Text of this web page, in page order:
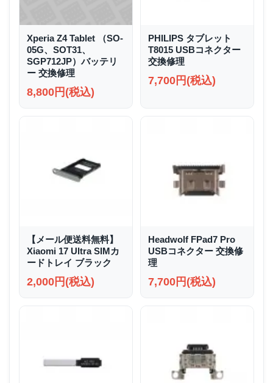
Xperia Z4 Tablet （SO-
05G、SOT31、
SGP712JP）バッテリ
ー 交換修理
8,800円(税込)
PHILIPS タブレット
T8015 USBコネクター
交換修理
7,700円(税込)
【メール便送料無料】
Xiaomi 17 Ultra SIMカ
ードトレイ ブラック
2,000円(税込)
Headwolf FPad7 Pro
USBコネクター 交換修
理
7,700円(税込)